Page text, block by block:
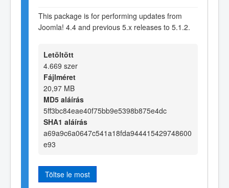
This package is for performing updates from
Joomla! 4.4 and previous 5.x releases to 5.1.2.
Letöltött
4.669 szer
Fájlméret
20,97 MB
MD5 aláírás
5ff3bc84eae40f75bb9e5398b875e4dc
SHA1 aláírás
a69a9c6a0647c541a18fda944415429748600
e93
Töltse le most